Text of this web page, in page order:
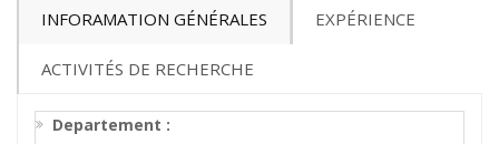
INFORAMATION GÉNÉRALES EXPÉRIENCE
ACTIVITÉS DE RECHERCHE
Departement :